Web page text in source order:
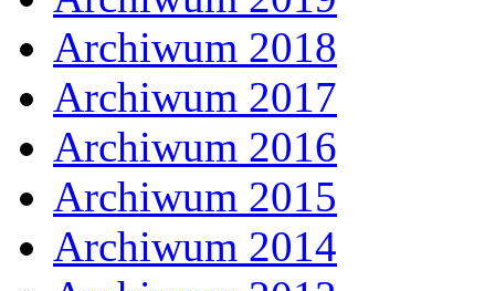
Archiwum 2018
Archiwum 2017
Archiwum 2016
Archiwum 2015
Archiwum 2014